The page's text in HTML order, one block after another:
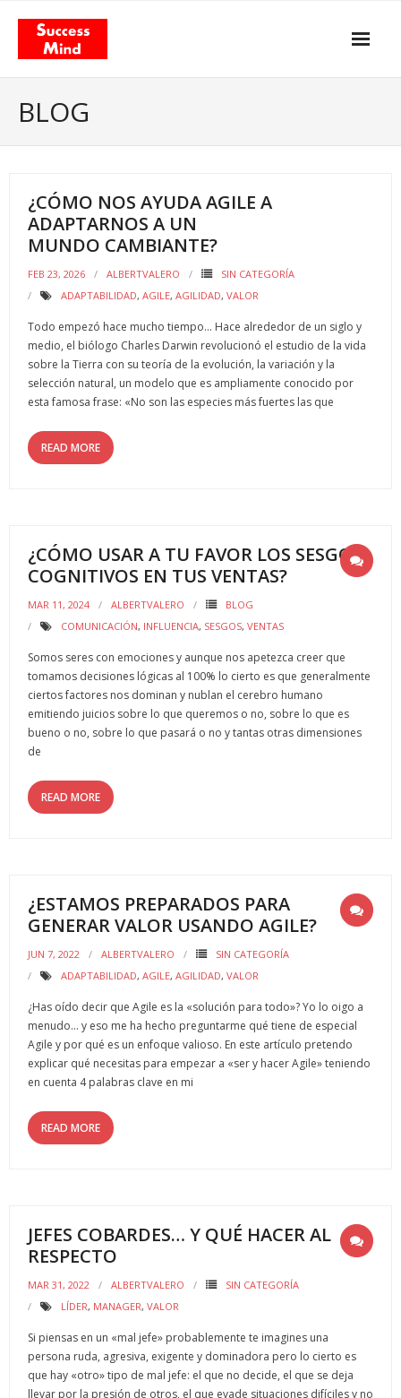
- Agilismo
- Coaching
- Training
Facilitación & Teambuildings
El Modelo de Valor Total
- El libro «Total Value Management»
Herramientas
- Agile
- Checkpoint 360º para el desarrollo del liderazgo
- Comunicación
- - DISC
- Innovación
- - Las 4 palancas de la innovación de Eric Ries
- - ¿Qué son los 6 MOTIVADORES?
BLOG
¿CÓMO NOS AYUDA AGILE A
ADAPTARNOS A UN
MUNDO CAMBIANTE?
FEB 23, 2026 ALBERTVALERO
SIN CATEGORÍA
ADAPTABILIDAD, AGILE, AGILIDAD, VALOR
Todo empezó hace mucho tiempo… Hace alrededor de un siglo y
medio, el biólogo Charles Darwin revolucionó el estudio de la vida
sobre la Tierra con su teoría de la evolución, la variación y la
selección natural, un modelo que es ampliamente conocido por
esta famosa frase: «No son las especies más fuertes las que
READ MORE
¿CÓMO USAR A TU FAVOR LOS SESGOS
COGNITIVOS EN TUS VENTAS?
MAR 11, 2024 ALBERTVALERO
BLOG
COMUNICACIÓN, INFLUENCIA, SESGOS, VENTAS
Somos seres con emociones y aunque nos apetezca creer que
tomamos decisiones lógicas al 100% lo cierto es que generalmente
ciertos factores nos dominan y nublan el cerebro humano
emitiendo juicios sobre lo que queremos o no, sobre lo que es
bueno o no, sobre lo que pasará o no y tantas otras dimensiones
de
READ MORE
¿ESTAMOS PREPARADOS PARA
GENERAR VALOR USANDO AGILE?
JUN 7, 2022 ALBERTVALERO
SIN CATEGORÍA
ADAPTABILIDAD, AGILE, AGILIDAD, VALOR
¿Has oído decir que Agile es la «solución para todo»? Yo lo oigo a
menudo… y eso me ha hecho preguntarme qué tiene de especial
Agile y por qué es un enfoque valioso. En este artículo pretendo
explicar qué necesitas para empezar a «ser y hacer Agile» teniendo
en cuenta 4 palabras clave en mi
READ MORE
JEFES COBARDES… Y QUÉ HACER AL
RESPECTO
MAR 31, 2022 ALBERTVALERO
SIN CATEGORÍA
LÍDER, MANAGER, VALOR
Si piensas en un «mal jefe» probablemente te imagines una
persona ruda, agresiva, exigente y dominadora pero lo cierto es
que hay «otro» tipo de mal jefe: el que no decide, el que se deja
llevar por la presión de otros, el que evade situaciones difíciles y no